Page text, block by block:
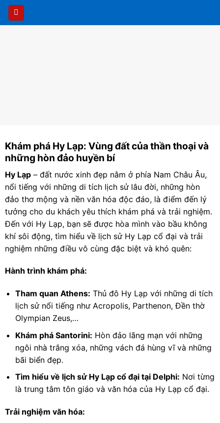
Skip
Khám phá Hy Lạp: Vùng đất của thần thoại và
những hòn đảo huyền bí
Hy Lạp– đất nước xinh đẹp nằm ở phía Nam Châu Âu,
nổi tiếng với những di tích lịch sử lâu đời, những hòn
đảo thơ mộng và nền văn hóa độc đáo, là điểm đến lý
tưởng cho du khách yêu thích khám phá và trải nghiệm.
Đến với Hy Lạp, bạn sẽ được hòa mình vào bầu không
khí sôi động, tìm hiểu về lịch sử Hy Lạp cổ đại và trải
nghiệm những điều vô cùng đặc biệt và khó quên:
Hành trình khám phá:
Tham quan Athens: Thủ đô Hy Lạp với những di tích
lịch sử nổi tiếng như Acropolis, Parthenon, Đền thờ
Olympian Zeus,…
Khám phá Santorini: Hòn đảo lãng mạn với những
ngôi nhà trắng xóa, những vách đá hùng vĩ và những
bãi biển đẹp.
Tìm hiểu về lịch sử Hy Lạp cổ đại tại Delphi: Nơi từng
là trung tâm tôn giáo và văn hóa của Hy Lạp cổ đại.
Trải nghiệm văn hóa: